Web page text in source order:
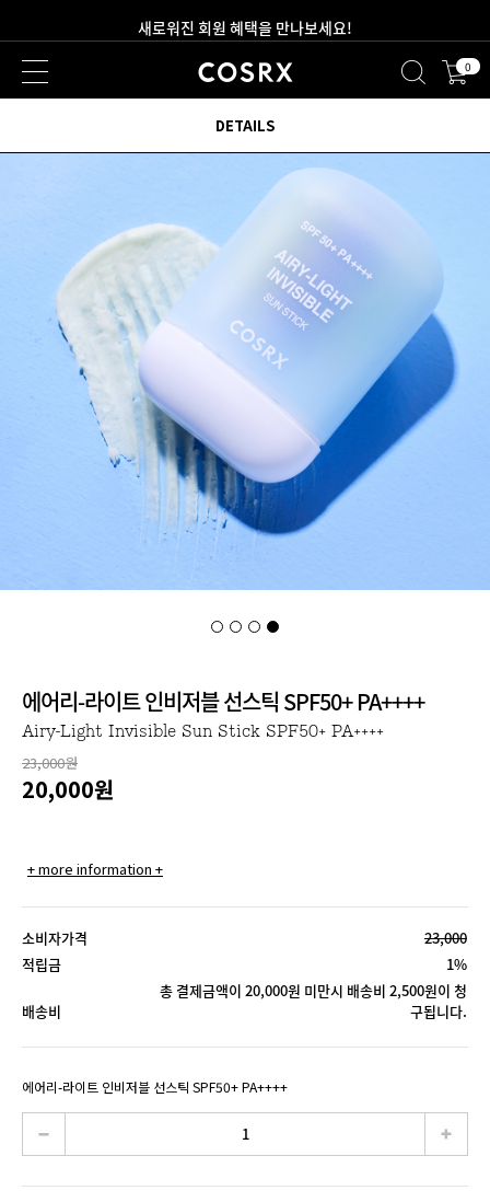
2만원 이상 무료 배송
새로워진 회원 혜택을 만나보세요! 0
에어리-라이트 인비저블 선스틱 SPF50+ PA++++
Airy-Light Invisible Sun Stick SPF50+ PA++++
23,000원
20,000원
+ more information +
소비자가격
23,000
적립금
1%
배송비
총 결제금액이 20,000원 미만시 배송비 2,500원이 청
구됩니다.
에어리-라이트 인비저블 선스틱 SPF50+ PA++++
DETAILS